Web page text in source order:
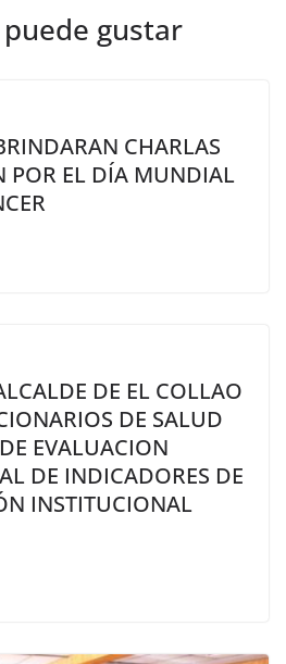
gustar
CHARLAS
POR EL DÍA MUNDIAL
DE EL COLLAO
DE SALUD
EVALUACION
DE INDICADORES DE
INSTITUCIONAL